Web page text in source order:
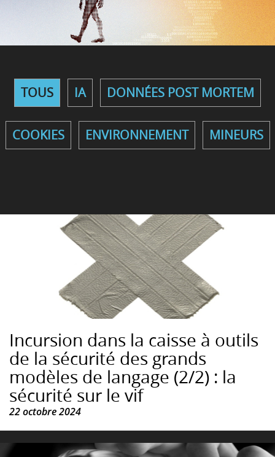
TOUS IA DONNÉES POST MORTEM
COOKIES ENVIRONNEMENT MINEURS
Incursion dans la caisse à outils
de la sécurité des grands
modèles de langage (2/2) : la
sécurité sur le vif
22 octobre 2024